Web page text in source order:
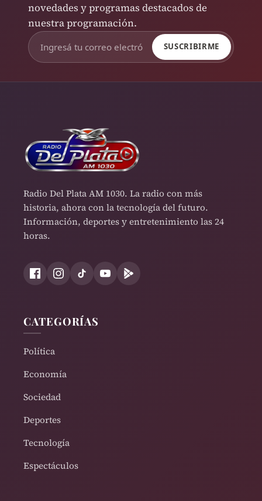
novedades y programas destacados de
nuestra programación.
SUSCRIBIRME
Radio Del Plata AM 1030. La radio con más
historia, ahora con la tecnología del futuro.
Información, deportes y entretenimiento las 24
horas.
CATEGORÍAS
Política
Economía
Sociedad
Deportes
Tecnología
Espectáculos